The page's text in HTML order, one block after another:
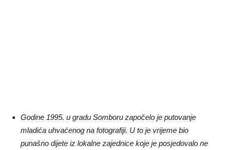
Godine 1995. u gradu Somboru započelo je putovanje
mladića uhvaćenog na fotografiji. U to je vrijeme bio
punašno dijete iz lokalne zajednice koje je posjedovalo ne